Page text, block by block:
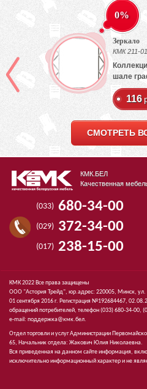
0%
Зеркало
КМК 211-01
шале
116
СМОТРЕТЬ
КМК.БЕЛ
Качественная
(033) 680-34-00
(029) 372-34-00
(017) 238-15-00
КМК 2022 Все права защищены
ООО "Астория Трейд", юр.адрес: 220005, Минск, ул.
01 сентября 2016 г. Регистрация №192684467,
обращений потребителей, телефон(033)680-34-00,
e-mail: поддержка@кмк.бел.
Отдел торговли и услуг Администрации
65, Начальник отдела: Жакович Юлия Николаевна.
Вся приведенная на данном сайте информация,
исключительно информационный характер и не